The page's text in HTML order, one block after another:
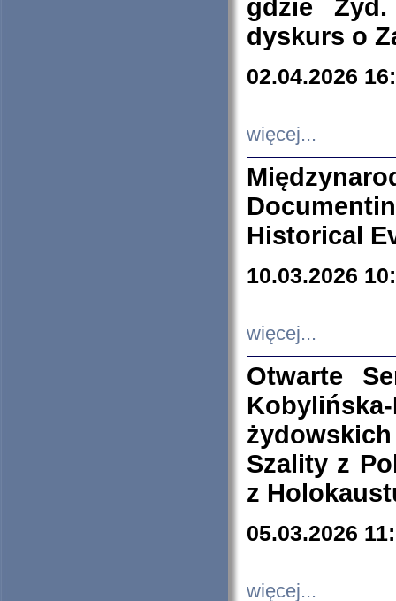
gdzie
dyskurs o
02.04.2026
więcej...
Historical
10.03.2026
więcej...
Otwarte
Szality z
z
05.03.2026
więcej...